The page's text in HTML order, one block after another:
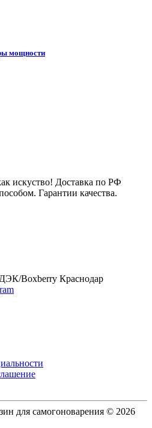
мощности
искуство! Доставка по РФ
Гарантии качества.
Boxberry Краснодар
для самогоноварения © 2026